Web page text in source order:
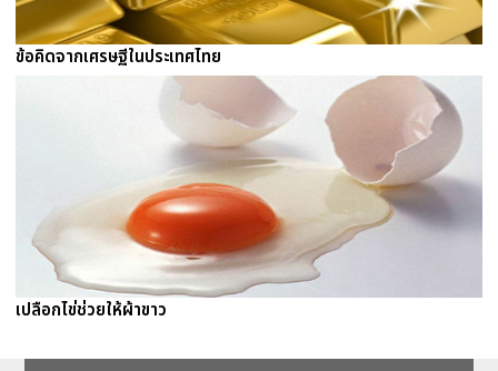
ข้อคิดจากเศรษฐีในประเทศไทย
เปลือกไข่ช่วยให้ผ้าขาว